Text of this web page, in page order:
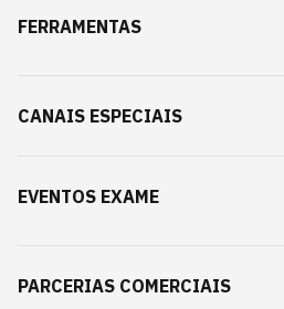
FERRAMENTAS
CANAIS ESPECIAIS
EVENTOS EXAME
PARCERIAS COMERCIAIS